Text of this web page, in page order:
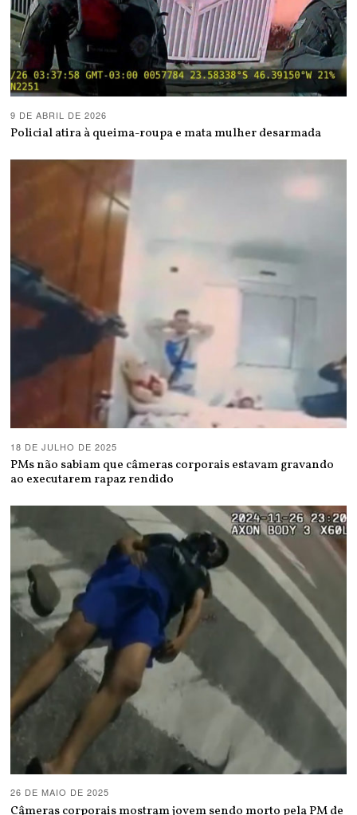
9 DE ABRIL DE 2026
Policial atira à queima-roupa e mata mulher desarmada
18 DE JULHO DE 2025
PMs não sabiam que câmeras corporais estavam gravando
ao executarem rapaz rendido
26 DE MAIO DE 2025
Câmeras corporais mostram jovem sendo morto pela PM de